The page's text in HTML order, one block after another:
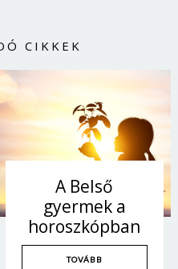
CIKKEK
A Belső
gyermek a
horoszkópban
TOVÁBB